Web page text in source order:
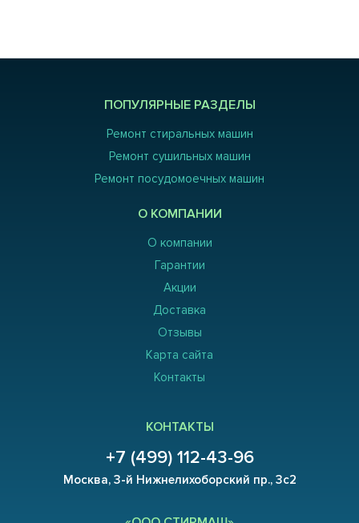
ПОПУЛЯРНЫЕ РАЗДЕЛЫ
Ремонт стиральных машин
Ремонт сушильных машин
Ремонт посудомоечных машин
О КОМПАНИИ
О компании
Гарантии
Акции
Доставка
Отзывы
Карта сайта
Контакты
КОНТАКТЫ
+7 (499) 112-43-96
Москва, 3-й Нижнелихоборский пр., 3с2